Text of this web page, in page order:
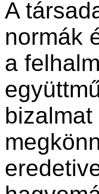
A
normák
a